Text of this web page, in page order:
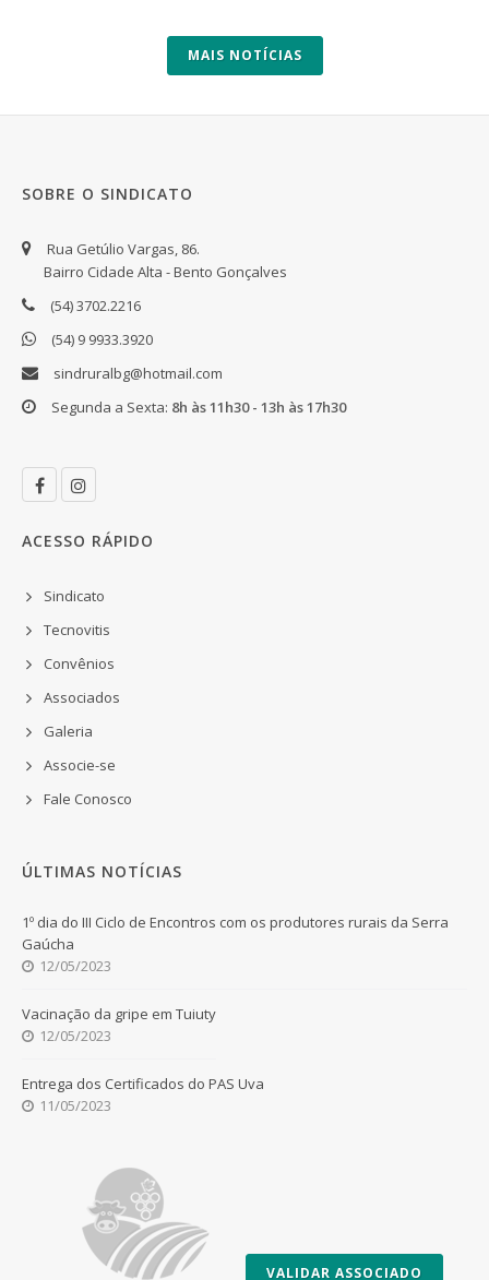
MAIS NOTÍCIAS
SOBRE O SINDICATO
Rua Getúlio Vargas, 86.
Bairro Cidade Alta - Bento Gonçalves
(54) 3702.2216
(54) 9 9933.3920
sindruralbg@hotmail.com
Segunda a Sexta: 8h às 11h30 - 13h às 17h30
ACESSO RÁPIDO
Sindicato
Tecnovitis
Convênios
Associados
Galeria
Associe-se
Fale Conosco
ÚLTIMAS NOTÍCIAS
1º dia do III Ciclo de Encontros com os produtores rurais da Serra
Gaúcha
12/05/2023
Vacinação da gripe em Tuiuty
12/05/2023
Entrega dos Certificados do PAS Uva
11/05/2023
VALIDAR ASSOCIADO